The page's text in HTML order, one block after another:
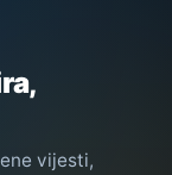
vijesti,